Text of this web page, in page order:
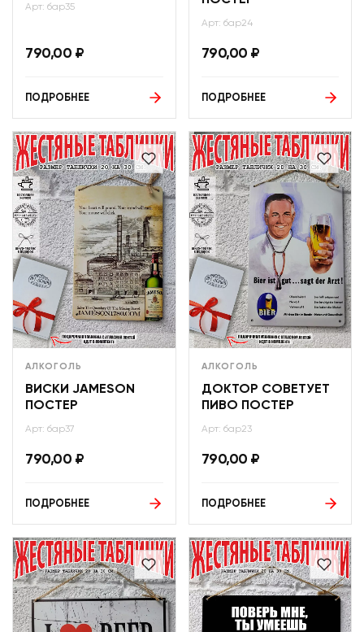
Арт: бар35
790,00 ₽
ПОДРОБНЕЕ
Арт: бар24
790,00 ₽
ПОДРОБНЕЕ
АЛКОГОЛЬ
ВИСКИ JAMESON
ПОСТЕР
Арт: бар37
790,00 ₽
ПОДРОБНЕЕ
АЛКОГОЛЬ
ДОКТОР СОВЕТУЕТ
ПИВО ПОСТЕР
Арт: бар23
790,00 ₽
ПОДРОБНЕЕ